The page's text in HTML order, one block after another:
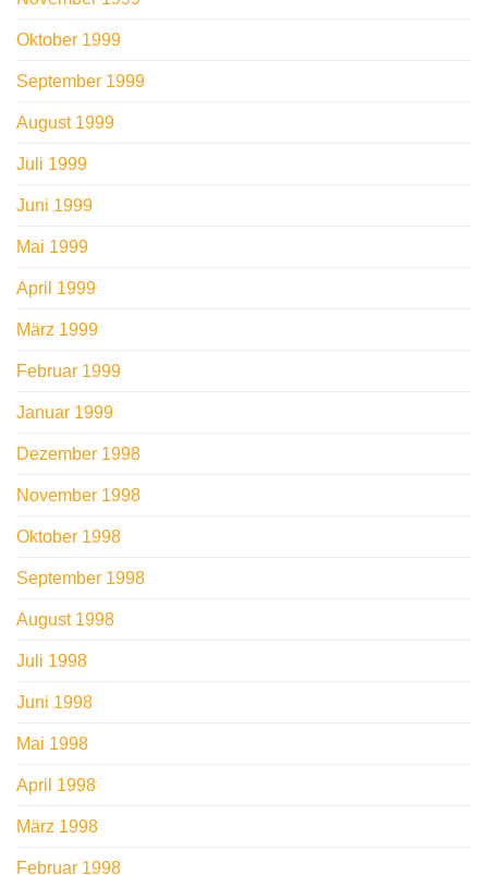
Oktober 1999
September 1999
August 1999
Juli 1999
Juni 1999
Mai 1999
April 1999
März 1999
Februar 1999
Januar 1999
Dezember 1998
November 1998
Oktober 1998
September 1998
August 1998
Juli 1998
Juni 1998
Mai 1998
April 1998
März 1998
Februar 1998